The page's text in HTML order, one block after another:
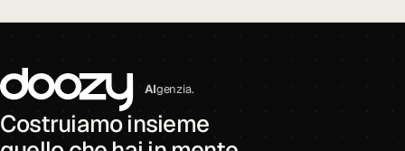
AIgenzia.
Costruiamo insieme